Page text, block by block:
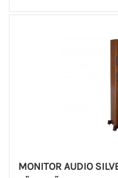
MONITOR AUDIO